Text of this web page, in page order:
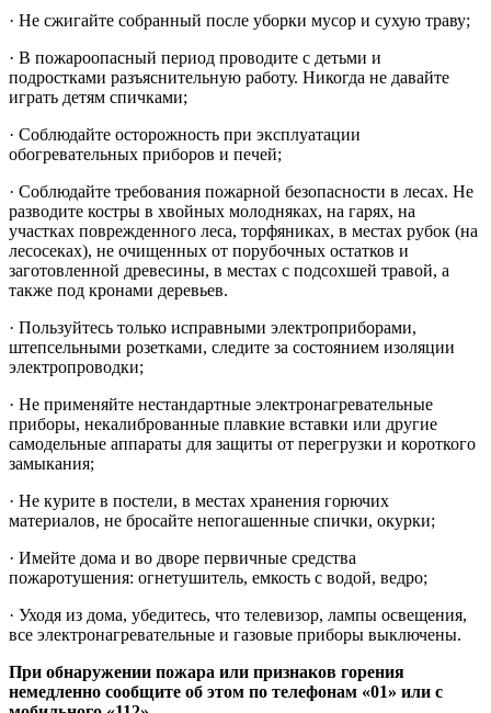
· Не сжигайте собранный после уборки мусор и сухую траву;
· В пожароопасный период проводите с детьми и
подростками разъяснительную работу. Никогда не давайте
играть детям спичками;
· Соблюдайте осторожность при эксплуатации
обогревательных приборов и печей;
· Соблюдайте требования пожарной безопасности в лесах. Не
разводите костры в хвойных молодняках, на гарях, на
участках поврежденного леса, торфяниках, в местах рубок (на
лесосеках), не очищенных от порубочных остатков и
заготовленной древесины, в местах с подсохшей травой, а
также под кронами деревьев.
· Пользуйтесь только исправными электроприборами,
штепсельными розетками, следите за состоянием изоляции
электропроводки;
· Не применяйте нестандартные электронагревательные
приборы, некалиброванные плавкие вставки или другие
самодельные аппараты для защиты от перегрузки и короткого
замыкания;
· Не курите в постели, в местах хранения горючих
материалов, не бросайте непогашенные спички, окурки;
· Имейте дома и во дворе первичные средства
пожаротушения: огнетушитель, емкость с водой, ведро;
· Уходя из дома, убедитесь, что телевизор, лампы освещения,
все электронагревательные и газовые приборы выключены.
При обнаружении пожара или признаков горения
немедленно сообщите об этом по телефонам «01» или с